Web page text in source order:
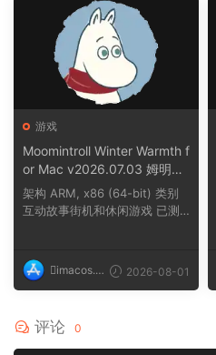
游戏
Moomintroll Winter Warmth f
or Mac v2026.07.03 姆明冬
日暖阳
架构 ARM, x86 (64-bit) 类别
互动故事街机和休闲游戏 已测
imacos.t
op
2026-08-01
评论 0